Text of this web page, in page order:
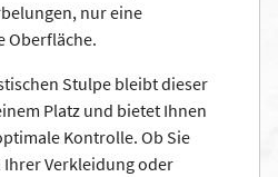
nur eine
Oberfläche.
Stulpe bleibt dieser
Platz und bietet Ihnen
Kontrolle. Ob Sie
Verkleidung oder